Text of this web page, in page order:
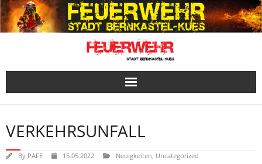
Skip
to
content
VERKEHRSUNFALL
By PAFE 15.05.2022 Neuigkeiten Uncategorized